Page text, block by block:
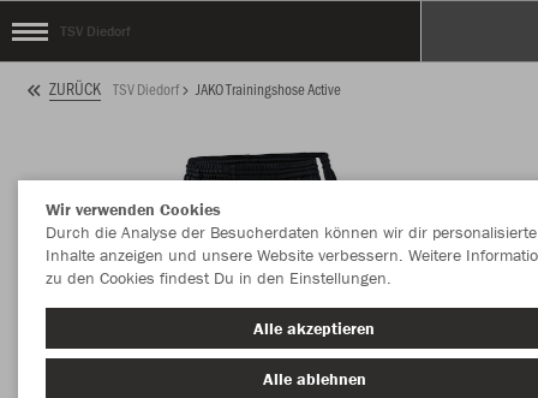
TSV Diedorf
ZURÜCK TSV Diedorf JAKO Trainingshose Active
Wir verwenden Cookies
Durch die Analyse der Besucherdaten können wir dir personalisierte
Inhalte anzeigen und unsere Website verbessern. Weitere
zu den Cookies findest Du in den Einstellungen.
Alle akzeptieren
Alle ablehnen